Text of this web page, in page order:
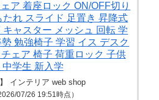
ア 着座ロック ON/OFF切り
たれ スライド 足置き 昇降式
キャスター メッシュ 回転 学
勉強椅子 学習 イス デスク
ェア 椅子 荷重ロック 子供
中学生 新入学
インテリア web shop
07/26 19:51時点）